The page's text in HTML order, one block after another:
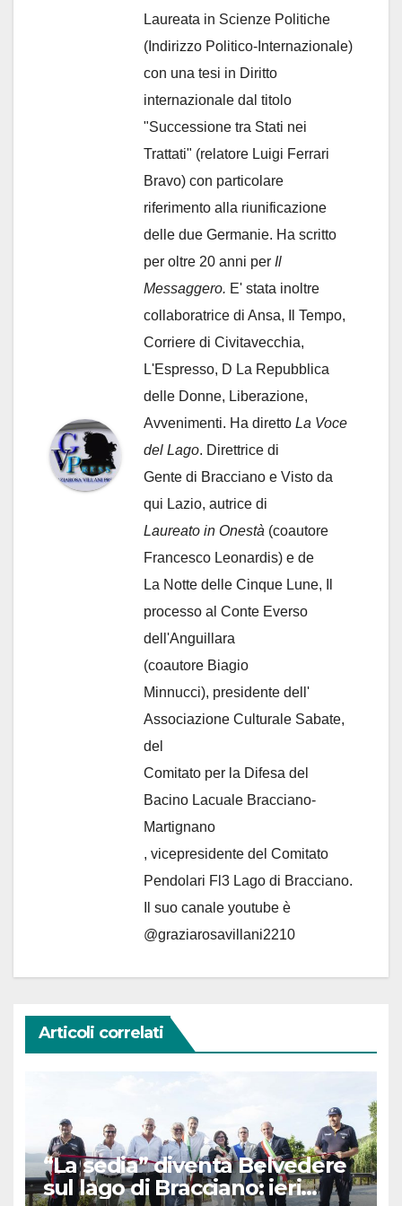
Laureata in Scienze Politiche
(Indirizzo Politico-Internazionale)
con una tesi in Diritto
internazionale dal titolo
"Successione tra Stati nei
Trattati" (relatore Luigi Ferrari
Bravo) con particolare
riferimento alla riunificazione
delle due Germanie. Ha scritto
per oltre 20 anni per Il
Messaggero. E' stata inoltre
collaboratrice di Ansa, Il Tempo,
Corriere di Civitavecchia,
L'Espresso, D La Repubblica
delle Donne, Liberazione,
Avvenimenti. Ha diretto La Voce
del Lago. Direttrice di
Gente di Bracciano e Visto da
qui Lazio, autrice di
Laureato in Onestà (coautore
Francesco Leonardis) e de
La Notte delle Cinque Lune, Il
processo al Conte Everso
dell'Anguillara
(coautore Biagio
Minnucci), presidente dell'
Associazione Culturale Sabate,
del
Comitato per la Difesa del
Bacino Lacuale Bracciano-
Martignano
, vicepresidente del Comitato
Pendolari Fl3 Lago di Bracciano.
Il suo canale youtube è
@graziarosavillani2210
Articoli correlati
“La sedia” diventa Belvedere
sul lago di Bracciano: ieri